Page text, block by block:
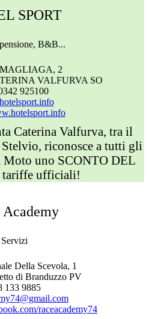
SPORT
B&B...
2
VALFURVA SO
925100
Caterina Valfurva, tra il
Stelvio, riconosce a tutti gli
Moto uno SCONTO DEL
tariffe ufficiali!
Academy
Servizi
Della Scevola, 1
di Branduzzo PV
133 9885
raceacademy74